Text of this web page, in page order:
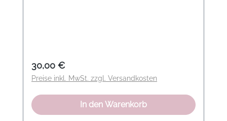
Regulärer Preis:
30,00 €
Preise inkl. MwSt. zzgl. Versandkosten
In den Warenkorb